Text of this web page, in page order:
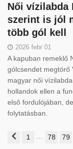
Női vízilabda
szerint is jól
több gól kell
2026 febr 01
A kapuban remeklő
gólcsendet megtörő
magyar női
hollandok ellen a
első fordulójában,
folytatásban.
1 78 79